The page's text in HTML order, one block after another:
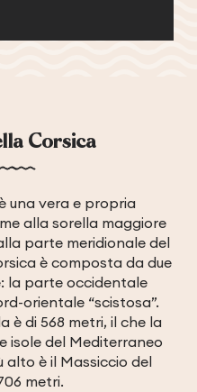
Corsica
una vera e propria
alla sorella maggiore
parte meridionale del
è composta da due
la parte occidentale
orientale “scistosa”.
è di 568 metri, il che la
isole del Mediterraneo
è il Massiccio del
metri.